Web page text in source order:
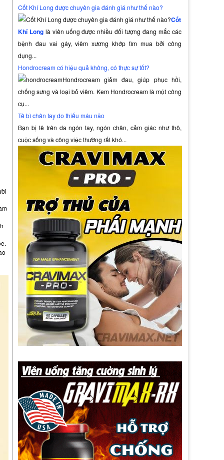
Cốt Khí Long được chuyên gia đánh giá như thế nào?
Cốt
Khí Longlà viên uống được nhiều đối tượng đang mắc các
bệnh đau vai gáy, viêm xương khớp tìm mua bởi công
dụng...
Hondrocream có hiệu quả không, có thực sự tốt?
Hondrocream giảm đau, giúp phục hồi,
chống sưng và loại bỏ viêm. Kem Hondrocream là một công
cụ...
Tê bì chân tay do thiếu máu não
Bạn bị tê trên da ngón tay, ngón chân, cảm giác như thô,
cuộc sống và công việc thường rất khó...